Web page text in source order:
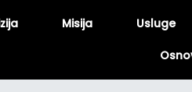
Misija Usluge